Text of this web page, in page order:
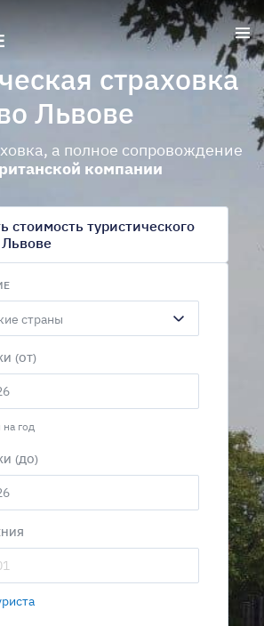
страховка
Львове
а полное сопровождение
компании
стоимость туристического
страны
(ОТ)
на год
(ДО)